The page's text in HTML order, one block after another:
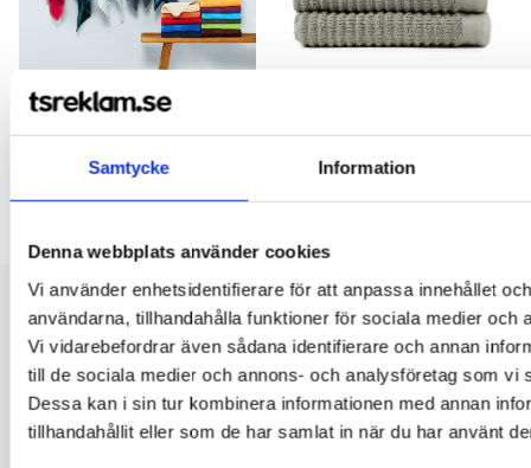
Samtycke Information
Denna webbplats använder cookies
Vi använder enhetsidentifierare för att anpassa innehållet
användarna, tillhandahålla funktioner för sociala medier och
Vi vidarebefordrar även sådana identifierare och annan
till de sociala medier och annons- och analysföretag som vi
Dessa kan i sin tur kombinera informationen med annan
tillhandahållit eller som de har samlat in när du har använt
Rhine Bath Towel 70x140 cm
VINGA Landro handdukset, 4
Vi hjälper er!
Få personlig hjälp av oss när ni beställer, vi finns här hela
resan, från första frågan tills ni har era nya produkter i handen.
Tryggt, prisvärt och i tid!